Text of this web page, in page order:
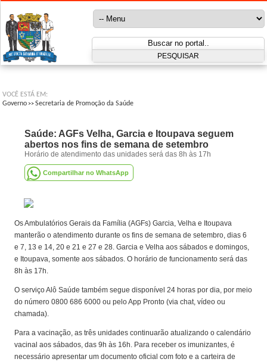
VOCÊ ESTÁ EM:
Governo >>Secretaria de Promoção da Saúde
Saúde: AGFs Velha, Garcia e Itoupava seguem
abertos nos fins de semana de setembro
Horário de atendimento das unidades será das 8h às 17h
Compartilhar no WhatsApp
Os Ambulatórios Gerais da Família (AGFs) Garcia, Velha e Itoupava
manterão o atendimento durante os fins de semana de setembro, dias 6
e 7, 13 e 14, 20 e 21 e 27 e 28. Garcia e Velha aos sábados e domingos,
e Itoupava, somente aos sábados. O horário de funcionamento será das
8h às 17h.
O serviço Alô Saúde também segue disponível 24 horas por dia, por meio
do número 0800 686 6000 ou pelo App Pronto (via chat, vídeo ou
chamada).
Para a vacinação, as três unidades continuarão atualizando o calendário
vacinal aos sábados, das 9h às 16h. Para receber os imunizantes, é
necessário apresentar um documento oficial com foto e a carteira de